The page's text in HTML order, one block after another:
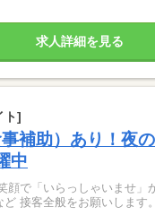
求人詳細を見る
ト]
補助）あり！夜
中
顔で「いらっしゃいませ」
般をお願いします。 注文はタッチパ